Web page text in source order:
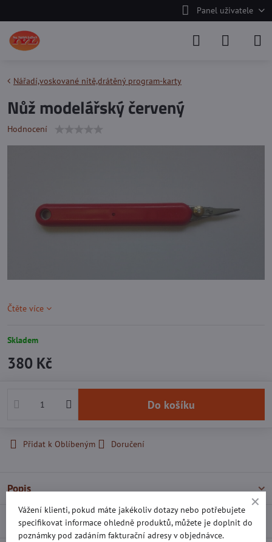
Panel uživatele
Nářadí,voskované nitě,drátěný program-karty
Nůž modelářský červený
Hodnocení
Čtěte více
Skladem
380 Kč
Do košíku
Přidat k Oblíbeným Doručení
Popis
Recenze 0
Vážení klienti, pokud máte jakékoliv dotazy nebo potřebujete
specifikovat informace ohledně produktů, můžete je doplnit do
poznámky pod zadáním fakturační adresy v objednávce.